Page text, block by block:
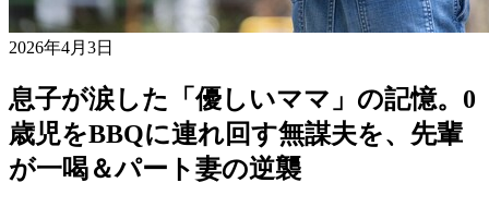
2026年4月3日
息子が涙した「優しいママ」の記憶。0
歳児をBBQに連れ回す無謀夫を、先輩
が一喝＆パート妻の逆襲